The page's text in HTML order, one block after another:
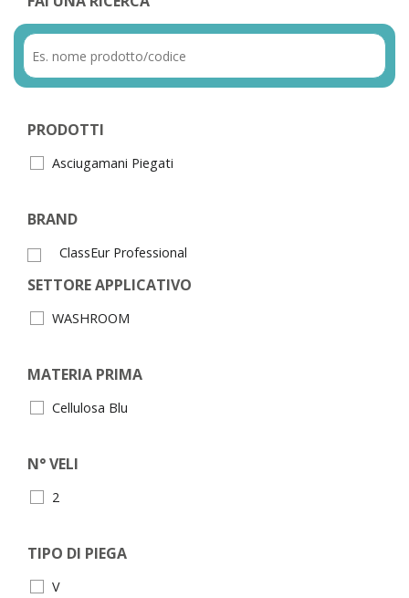
PRODOTTI
Asciugamani Piegati
BRAND
ClassEur Professional
SETTORE APPLICATIVO
WASHROOM
MATERIA PRIMA
Cellulosa Blu
N° VELI
2
TIPO DI PIEGA
V